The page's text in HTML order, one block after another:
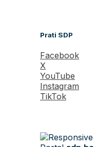
Prati SDP
Facebook
X
YouTube
Instagram
TikTok